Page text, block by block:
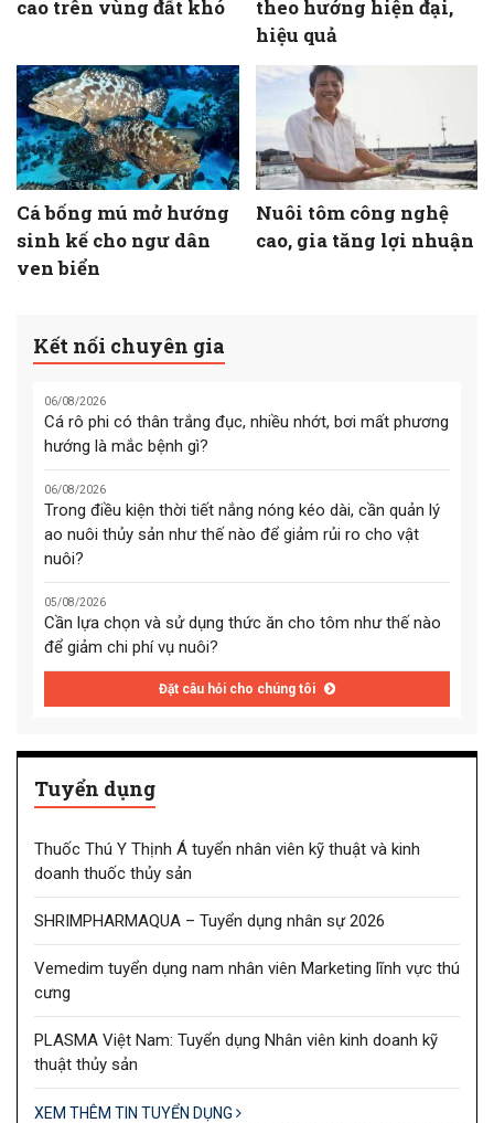
cao trên vùng đất khó
theo hướng hiện đại,
hiệu quả
Cá bống mú mở hướng
sinh kế cho ngư dân
ven biển
Nuôi tôm công nghệ
cao, gia tăng lợi nhuận
Kết nối chuyên gia
06/08/2026
Cá rô phi có thân trắng đục, nhiều nhớt, bơi mất phương
hướng là mắc bệnh gì?
06/08/2026
Trong điều kiện thời tiết nắng nóng kéo dài, cần quản lý
ao nuôi thủy sản như thế nào để giảm rủi ro cho vật
nuôi?
05/08/2026
Cần lựa chọn và sử dụng thức ăn cho tôm như thế nào
để giảm chi phí vụ nuôi?
Đặt câu hỏi cho chúng tôi
Tuyển dụng
Thuốc Thú Y Thịnh Á tuyển nhân viên kỹ thuật và kinh
doanh thuốc thủy sản
SHRIMPHARMAQUA – Tuyển dụng nhân sự 2026
Vemedim tuyển dụng nam nhân viên Marketing lĩnh vực thú
cưng
PLASMA Việt Nam: Tuyển dụng Nhân viên kinh doanh kỹ
thuật thủy sản
XEM THÊM TIN TUYỂN DỤNG